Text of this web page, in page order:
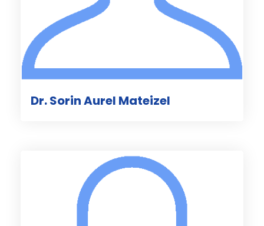
Dr. Sorin Aurel Mateizel